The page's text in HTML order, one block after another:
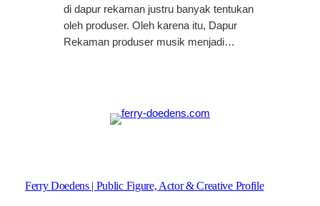
di dapur rekaman justru banyak tentukan
oleh produser. Oleh karena itu, Dapur
Rekaman produser musik menjadi…
Ferry Doedens | Public Figure, Actor & Creative Profile